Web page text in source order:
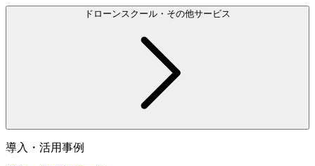
ドローンスクール・その他サービス
導入・活用事例